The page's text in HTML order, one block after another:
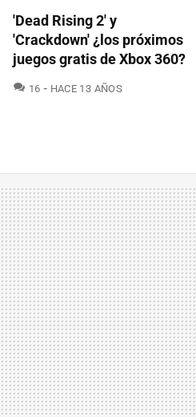
'Dead Rising 2' y
'Crackdown' ¿los próximos
juegos gratis de Xbox 360?
16 COMENTARIOS
HACE 13 AÑOS